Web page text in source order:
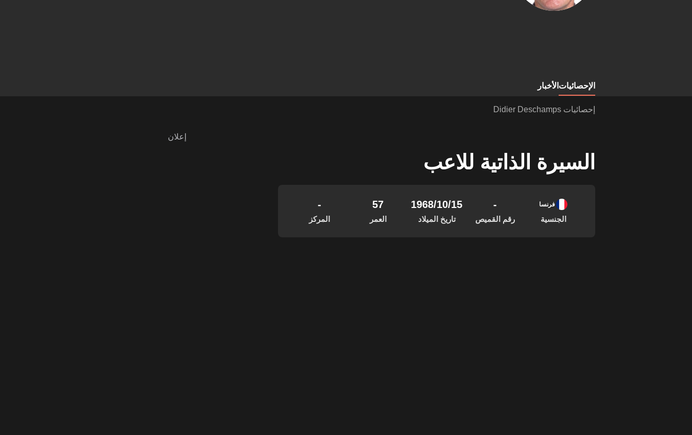
الإحصائيات الأخبار
إحصائيات Didier Deschamps
السيرة الذاتية للاعب
فرنسا
الجنسية
-
رقم القميص
15‏/10‏/1968
تاريخ الميلاد
57
العمر
-
المركز